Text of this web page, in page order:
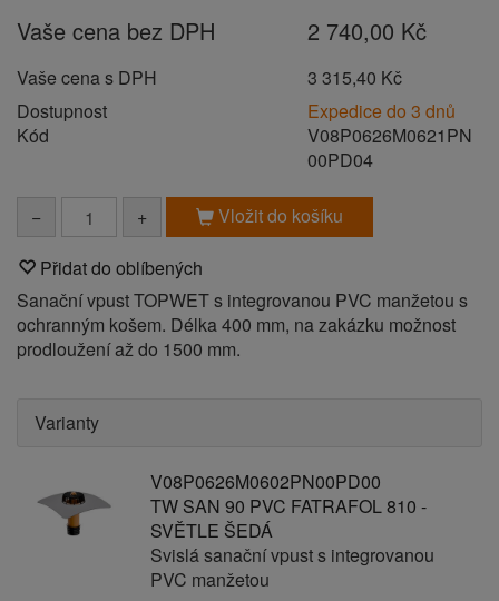
Vaše cena bez DPH 2 740,00 Kč
Vaše cena s DPH
3 315,40 Kč
Dostupnost
Expedice do 3 dnů
Kód
V08P0626M0621PN
00PD04
− + Vložit do košíku
Přidat do oblíbených
Sanační vpust TOPWET s integrovanou PVC manžetou s
ochranným košem. Délka 400 mm, na zakázku možnost
prodloužení až do 1500 mm.
Varianty
V08P0626M0602PN00PD00
TW SAN 90 PVC FATRAFOL 810 -
SVĚTLE ŠEDÁ
Svislá sanační vpust s integrovanou
PVC manžetou